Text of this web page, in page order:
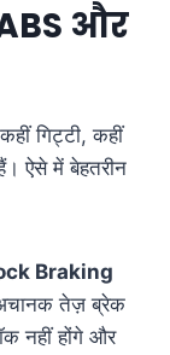
और
गिट्टी, कहीं
ऐसे में बेहतरीन
Braking
तेज़ ब्रेक
नहीं होंगे और